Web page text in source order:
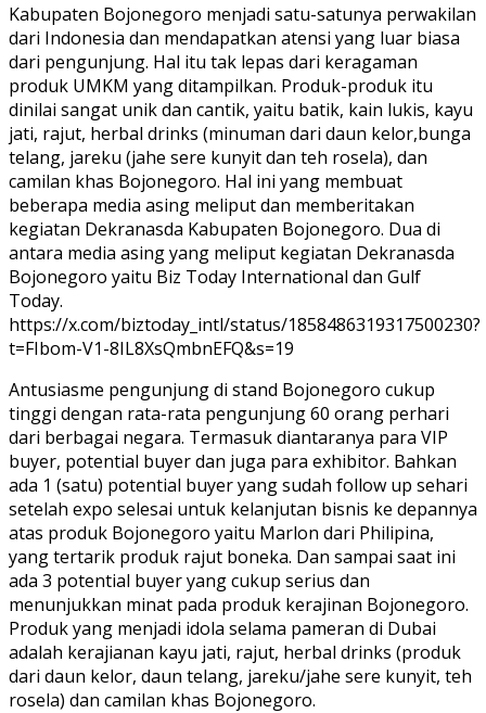
Kabupaten Bojonegoro menjadi satu-satunya perwakilan
dari Indonesia dan mendapatkan atensi yang luar biasa
dari pengunjung. Hal itu tak lepas dari keragaman
produk UMKM yang ditampilkan. Produk-produk itu
dinilai sangat unik dan cantik, yaitu batik, kain lukis, kayu
jati, rajut, herbal drinks (minuman dari daun kelor,bunga
telang, jareku (jahe sere kunyit dan teh rosela), dan
camilan khas Bojonegoro. Hal ini yang membuat
beberapa media asing meliput dan memberitakan
kegiatan Dekranasda Kabupaten Bojonegoro. Dua di
antara media asing yang meliput kegiatan Dekranasda
Bojonegoro yaitu Biz Today International dan Gulf
Today.
https://x.com/biztoday_intl/status/1858486319317500230?
t=FIbom-V1-8IL8XsQmbnEFQ&s=19
Antusiasme pengunjung di stand Bojonegoro cukup
tinggi dengan rata-rata pengunjung 60 orang perhari
dari berbagai negara. Termasuk diantaranya para VIP
buyer, potential buyer dan juga para exhibitor. Bahkan
ada 1 (satu) potential buyer yang sudah follow up sehari
setelah expo selesai untuk kelanjutan bisnis ke depannya
atas produk Bojonegoro yaitu Marlon dari Philipina,
yang tertarik produk rajut boneka. Dan sampai saat ini
ada 3 potential buyer yang cukup serius dan
menunjukkan minat pada produk kerajinan Bojonegoro.
Produk yang menjadi idola selama pameran di Dubai
adalah kerajianan kayu jati, rajut, herbal drinks (produk
dari daun kelor, daun telang, jareku/jahe sere kunyit, teh
rosela) dan camilan khas Bojonegoro.